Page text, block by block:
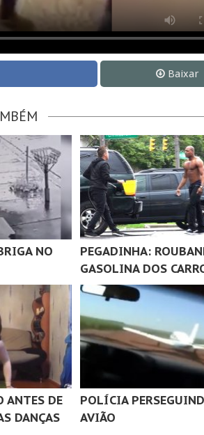
Baixar
NO
PEGADINHA:
GASOLINA DOS
ANTES DE
DANÇAS
POLÍCIA
AVIÃO